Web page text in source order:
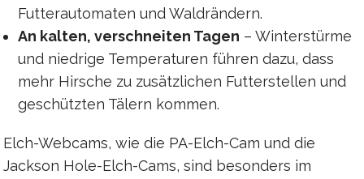
Futterautomaten und Waldrändern.
An kalten, verschneiten Tagen – Winterstürme
und niedrige Temperaturen führen dazu, dass
mehr Hirsche zu zusätzlichen Futterstellen und
geschützten Tälern kommen.
Elch-Webcams, wie die PA-Elch-Cam und die
Jackson Hole-Elch-Cams, sind besonders im